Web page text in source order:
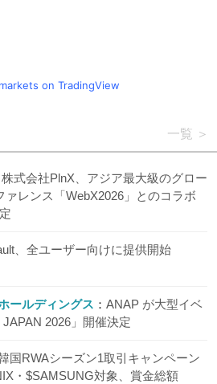
on TradingView
一覧
株式会社PlnX、アジア最大級のグロー
ァレンス「WebX2026」とのコラボ
、全ユーザー向けに提供開始
ールディングス
ANAP が大型イベ
2026」開催決定
国RWAシーズン1取引キャンペーン
・$SAMSUNG対象、賞金総額